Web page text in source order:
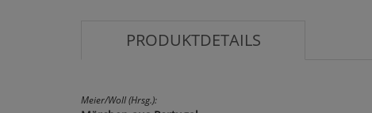
PRODUKTDETAILS
Meier/Woll (Hrsg.):